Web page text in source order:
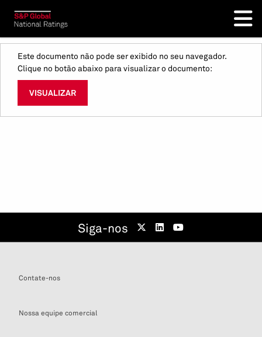
Este documento não pode ser exibido no seu navegador.
Clique no botão abaixo para visualizar o documento:
VISUALIZAR
Siga-nos
Contate-nos
Nossa equipe comercial